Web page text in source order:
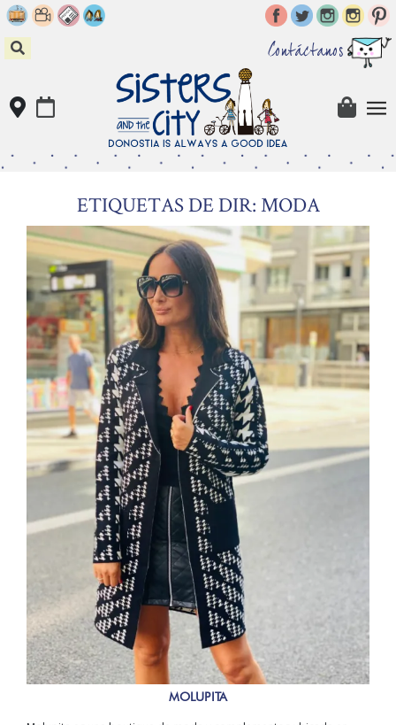
Skip
to
content
Contáctanos
ETIQUETAS DE DIR: MODA
MOLUPITA